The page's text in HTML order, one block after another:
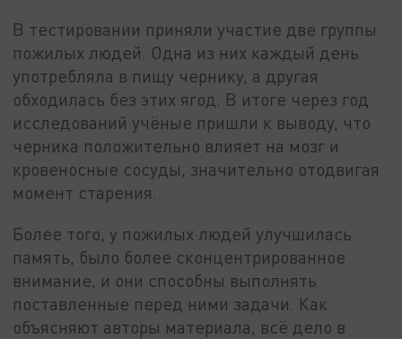
В тестировании приняли участие две группы
пожилых людей. Одна из них каждый день
употребляла в пищу чернику, а другая
обходилась без этих ягод. В итоге через год
исследований учёные пришли к выводу, что
черника положительно влияет на мозг и
кровеносные сосуды, значительно отодвигая
момент старения.
Более того, у пожилых людей улучшилась
память, было более сконцентрированное
внимание, и они способны выполнять
поставленные перед ними задачи. Как
объясняют авторы материала, всё дело в